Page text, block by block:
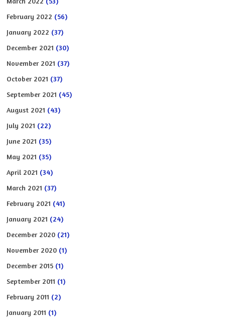
February 2022 (56)
January 2022 (37)
December 2021 (30)
November 2021 (37)
October 2021 (37)
September 2021 (45)
August 2021 (43)
July 2021 (22)
June 2021 (35)
May 2021 (35)
April 2021 (34)
March 2021 (37)
February 2021 (41)
January 2021 (24)
December 2020 (21)
November 2020 (1)
December 2015 (1)
September 2011 (1)
February 2011 (2)
January 2011 (1)